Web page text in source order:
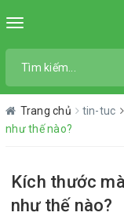
Toggle
Trang chủ tin-tuc
như thế nào?
Kích thước
như thế nào?